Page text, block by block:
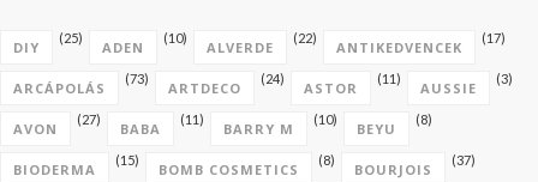
DIY
(25)
ADEN
(10)
ALVERDE
(22)
ANTIKEDVENCEK
(17)
ARCÁPOLÁS
(73)
ARTDECO
(24)
ASTOR
(11)
AUSSIE
(3)
AVON
(27)
BABA
(11)
BARRY M
(10)
BEYU
(8)
BIODERMA
(15)
BOMB COSMETICS
(8)
BOURJOIS
(37)